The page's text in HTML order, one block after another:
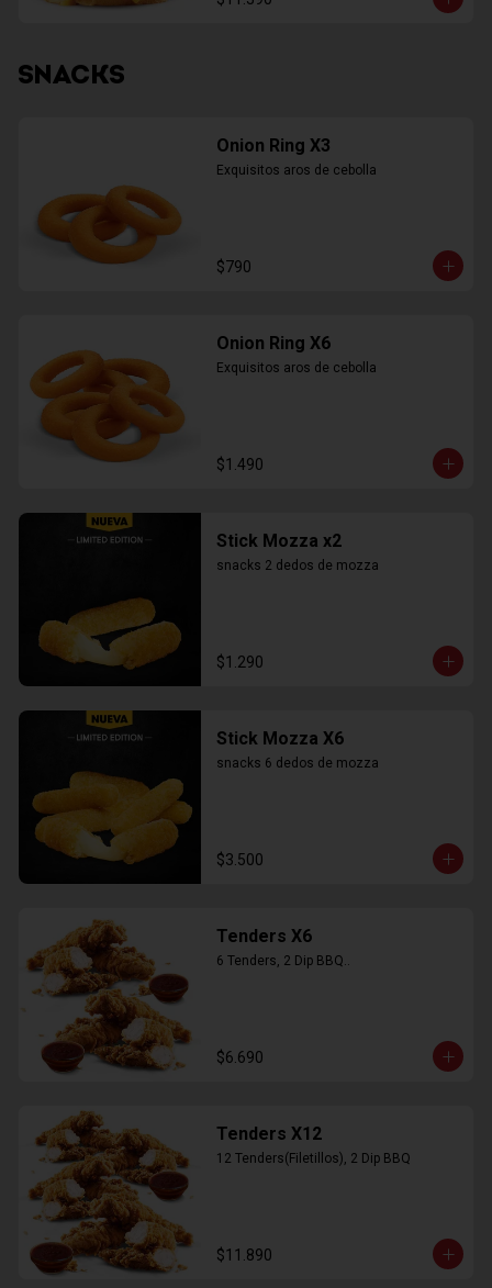
SNACKS
Onion Ring X3
Exquisitos aros de cebolla
$790
Onion Ring X6
Exquisitos aros de cebolla
$1.490
Stick Mozza x2
snacks 2 dedos de mozza
$1.290
Stick Mozza X6
snacks 6 dedos de mozza
$3.500
Tenders X6
6 Tenders, 2 Dip BBQ..
$6.690
Tenders X12
12 Tenders(Filetillos), 2 Dip BBQ
$11.890